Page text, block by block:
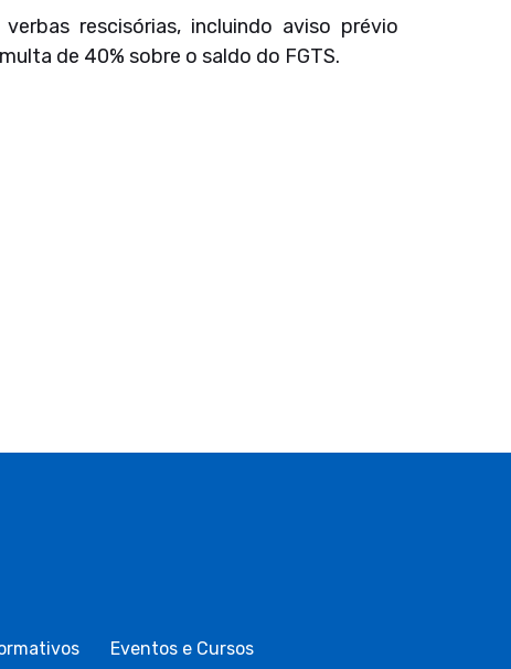
rescisórias, incluindo aviso prévio
de 40% sobre o saldo do FGTS.
Eventos e Cursos